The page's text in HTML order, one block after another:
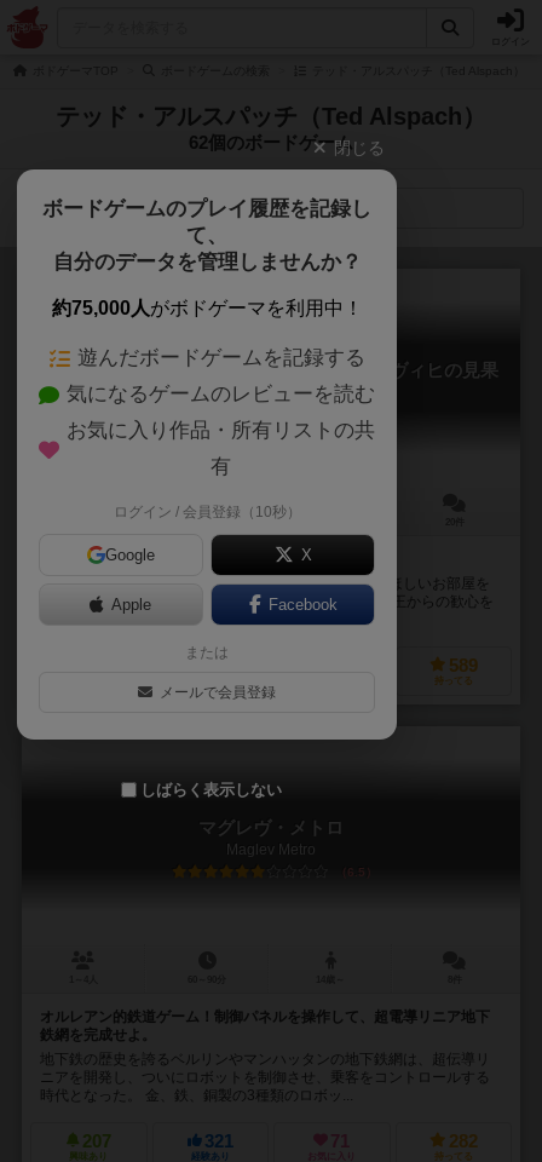
テッド・アルスパッチ（Ted Alspach）
62個のボードゲーム
検索メニュー
ノイシュヴァンシュタイン城 ～狂王ルートヴィヒの見果
てぬ夢～
6.5
90分前後
さあ、あなただけの”世界一の城”を造ろう！！
ロビーをひとつ受け取ってからは、持っているお金でほしいお部屋を
買い取って、配置して、得点をもらって。 最後に一番王からの歓心を
受けて点数を一番もらえれば、勝ち。 お部屋に...
869 589
持ってる
マグレヴ・メトロ
Maglev Metro
6.5
オルレアン的鉄道ゲーム！制御パネルを操作して、超電導リニア地下
鉄網を完成せよ。
地下鉄の歴史を誇るベルリンやマンハッタンの地下鉄網は、超伝導リ
ニアを開発し、ついにロボットを制御させ、乗客をコントロールする
時代となった。 金、鉄、銅製の3種類のロボッ...
207
興味あり
321
経験あり
71
お気に入り
282
持ってる
閉じる
ボードゲームのプレイ履歴を記録し
て、
自分のデータを管理しませんか？
約75,000人がボドゲーマを利用中！
遊んだボードゲームを記録する
気になるゲームのレビューを読む
お気に入り作品・所有リストの共
有
ログイン / 会員登録（10秒）
Google X
Apple Facebook
または
メールで会員登録
しばらく表示しない